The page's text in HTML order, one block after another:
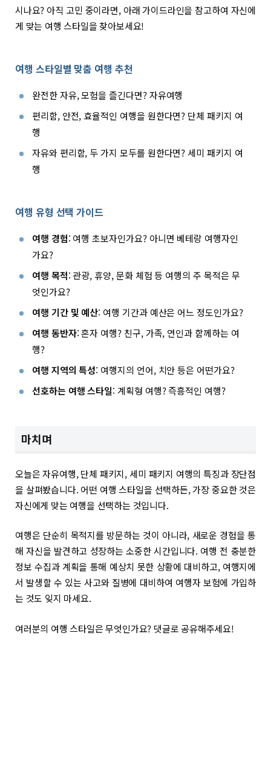
시나요? 아직 고민 중이라면, 아래 가이드라인을 참고하여 자신에
게 맞는 여행 스타일을 찾아보세요!
여행 스타일별 맞춤 여행 추천
완전한 자유, 모험을 즐긴다면? 자유여행
편리함, 안전, 효율적인 여행을 원한다면? 단체 패키지 여
행
자유와 편리함, 두 가지 모두를 원한다면? 세미 패키지 여
행
여행 유형 선택 가이드
여행 경험: 여행 초보자인가요? 아니면 베테랑 여행자인
가요?
여행 목적: 관광, 휴양, 문화 체험 등 여행의 주 목적은 무
엇인가요?
여행 기간 및 예산: 여행 기간과 예산은 어느 정도인가요?
여행 동반자: 혼자 여행? 친구, 가족, 연인과 함께하는 여
행?
여행 지역의 특성: 여행지의 언어, 치안 등은 어떤가요?
선호하는 여행 스타일: 계획형 여행? 즉흥적인 여행?
마치며
오늘은 자유여행, 단체 패키지, 세미 패키지 여행의 특징과 장단점
을 살펴봤습니다. 어떤 여행 스타일을 선택하든, 가장 중요한 것은
자신에게 맞는 여행을 선택하는 것입니다.
여행은 단순히 목적지를 방문하는 것이 아니라, 새로운 경험을 통
해 자신을 발견하고 성장하는 소중한 시간입니다. 여행 전 충분한
정보 수집과 계획을 통해 예상치 못한 상황에 대비하고, 여행지에
서 발생할 수 있는 사고와 질병에 대비하여 여행자 보험에 가입하
는 것도 잊지 마세요.
여러분의 여행 스타일은 무엇인가요? 댓글로 공유해주세요!